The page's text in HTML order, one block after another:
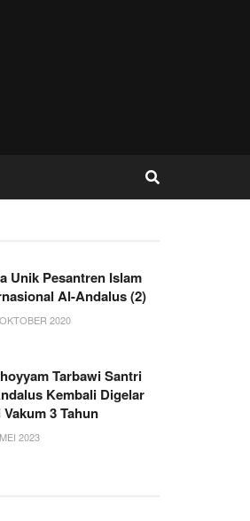
Unik Pesantren Islam
Al-Andalus (2)
2020
Tarbawi Santri
Kembali Digelar
Vakum 3 Tahun
2023